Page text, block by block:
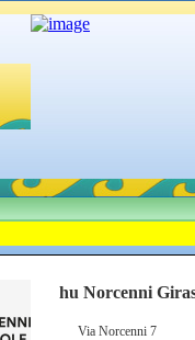
hu Norcenni
Via Norcenni 7